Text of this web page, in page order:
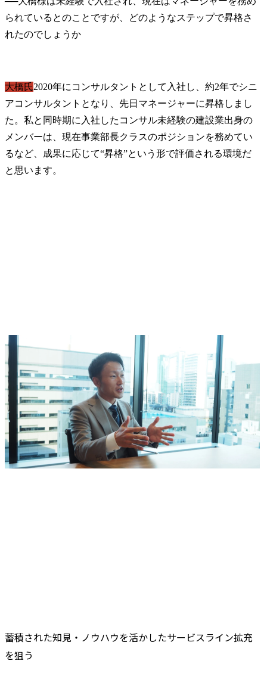
られているとのことですが、どのようなステップで昇格さ
大橋氏2020年にコンサルタントとして入社し、約2年でシニ
アコンサルタントとなり、先日マネージャーに昇格しまし
た。私と同時期に入社したコンサル未経験の建設業出身の
メンバーは、現在事業部長クラスのポジションを務めてい
るなど、成果に応じて“昇格”という形で評価される環境だ
と思います。
蓄積された知見・ノウハウを活かしたサービスライン拡充
を狙う